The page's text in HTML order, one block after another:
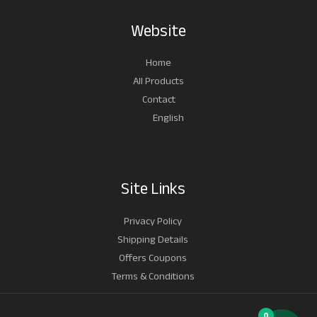
ছে
Website
Home
All Products
Contact
English
Site Links
Privacy Policy
Shipping Details
Offers Coupons
Terms & Conditions